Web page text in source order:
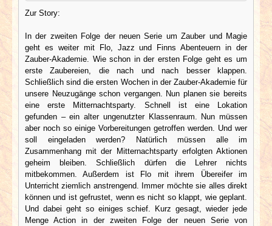
Zur Story:
In der zweiten Folge der neuen Serie um Zauber und Magie
geht es weiter mit Flo, Jazz und Finns Abenteuern in der
Zauber-Akademie. Wie schon in der ersten Folge geht es um
erste Zaubereien, die nach und nach besser klappen.
Schließlich sind die ersten Wochen in der Zauber-Akademie für
unsere Neuzugänge schon vergangen. Nun planen sie bereits
eine erste Mitternachtsparty. Schnell ist eine Lokation
gefunden – ein alter ungenutzter Klassenraum. Nun müssen
aber noch so einige Vorbereitungen getroffen werden. Und wer
soll eingeladen werden? Natürlich müssen alle im
Zusammenhang mit der Mitternachtsparty erfolgten Aktionen
geheim bleiben. Schließlich dürfen die Lehrer nichts
mitbekommen. Außerdem ist Flo mit ihrem Übereifer im
Unterricht ziemlich anstrengend. Immer möchte sie alles direkt
können und ist gefrustet, wenn es nicht so klappt, wie geplant.
Und dabei geht so einiges schief. Kurz gesagt, wieder jede
Menge Action in der zweiten Folge der neuen Serie von